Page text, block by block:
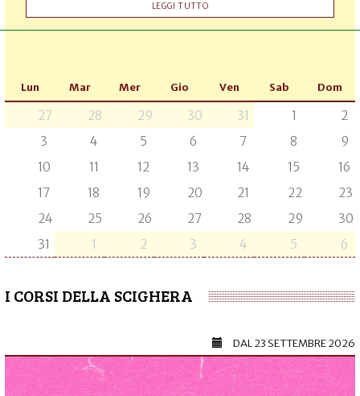
LEGGI TUTTO
Lun Mar Mer Gio Ven Sab Dom
27 28 29 30 31 1
2
3
4 5 6 7 8
9
10
11 12 13 14 15
16
17
18 19 20 21 22
23
24
25 26 27 28 29
30
31
1 2 3 4 5 6
I CORSI DELLA SCIGHERA
DAL23 SETTEMBRE 2026